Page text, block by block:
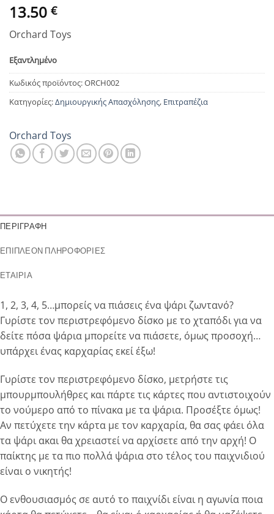
13.50 €
Orchard Toys
Εξαντλημένο
Κωδικός προϊόντος:ORCH002
Κατηγορίες:Δημιουργικής Απασχόλησης, Επιτραπέζια
Orchard Toys
ΠΕΡΙΓΡΑΦΉ
ΕΠΙΠΛΈΟΝ ΠΛΗΡΟΦΟΡΊΕΣ
ΕΤΑΙΡΊΑ
1, 2, 3, 4, 5…μπορείς να πιάσεις ένα ψάρι ζωντανό?
Γυρίστε τον περιστρεφόμενο δίσκο με το χταπόδι για να
δείτε πόσα ψάρια μπορείτε να πιάσετε, όμως προσοχή…
υπάρχει ένας καρχαρίας εκεί έξω!
Γυρίστε τον περιστρεφόμενο δίσκο, μετρήστε τις
μπουρμπουλήθρες και πάρτε τις κάρτες που αντιστοιχούν
το νούμερο από το πίνακα με τα ψάρια. Προσέξτε όμως!
Αν πετύχετε την κάρτα με τον καρχαρία, θα σας φάει όλα
τα ψάρι ακαι θα χρειαστεί να αρχίσετε από την αρχή! Ο
παίκτης με τα πιο πολλά ψάρια στο τέλος του παιχνιδιού
είναι ο νικητής!
Ο ενθουσιασμός σε αυτό το παιχνίδι είναι η αγωνία ποια